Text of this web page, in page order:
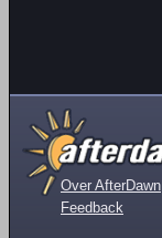
Over AfterDawn
Feedback